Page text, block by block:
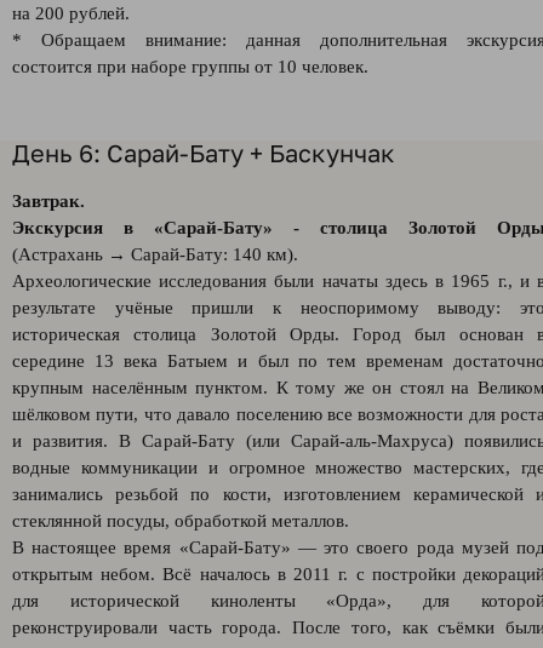
на 200 рублей.
* Обращаем внимание: данная дополнительная
состоится при наборе группы от 10 человек.
День 6: Сарай-Бату + Баскунчак
Завтрак.
Экскурсия в «Сарай-Бату» - столица Золотой
(Астрахань → Сарай-Бату: 140 км).
Археологические исследования были начаты здесь в 1965 г., и
результате учёные пришли к неоспоримому выводу:
историческая столица Золотой Орды. Город был основан
середине 13 века Батыем и был по тем временам
крупным населённым пунктом. К тому же он стоял на
шёлковом пути, что давало поселению все возможности для
и развития. В Сарай-Бату (или Сарай-аль-Махруса)
водные коммуникации и огромное множество мастерских,
занимались резьбой по кости, изготовлением керамической
стеклянной посуды, обработкой металлов.
В настоящее время «Сарай-Бату» — это своего рода музей
открытым небом. Всё началось в 2011 г. с постройки
для исторической киноленты «Орда», для
реконструировали часть города. После того, как съёмки